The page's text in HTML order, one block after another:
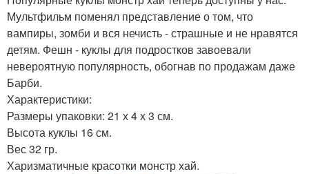
Мультфильм поменял представление о том, что
вампиры, зомби и вся нечисть - страшные и не нравятся
детям. Фешн - куклы для подростков завоевали
невероятную популярность, обогнав по продажам даже
Барби.
Характеристики:
Размеры упаковки: 21 х 4 х 3 см.
Высота куклы 16 см.
Вес 32 гр.
Харизматичные красотки монстр хай.